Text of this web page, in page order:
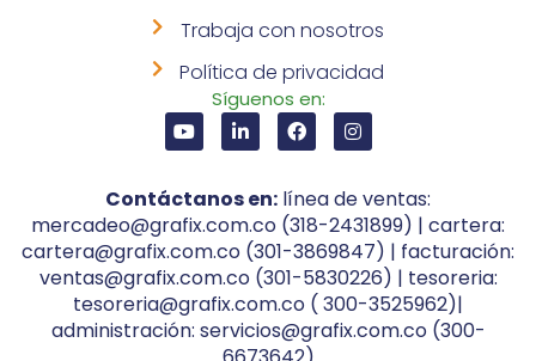
Trabaja con nosotros
Política de privacidad
Síguenos en:
Contáctanos en: línea de ventas:
mercadeo@grafix.com.co (318-2431899) | cartera:
cartera@grafix.com.co (301-3869847) | facturación:
ventas@grafix.com.co (301-5830226) | tesoreria:
tesoreria@grafix.com.co ( 300-3525962)|
administración: servicios@grafix.com.co (300-